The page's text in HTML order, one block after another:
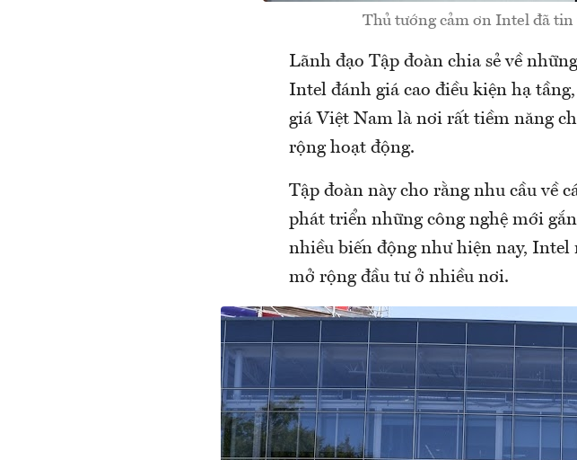
Thủ tướng cảm ơn Intel đã
Lãnh đạo Tập đoàn chia sẻ về
Intel đánh giá cao điều kiện hạ
giá Việt Nam là nơi rất tiềm năng
rộng hoạt động.
Tập đoàn này cho rằng nhu cầu về
phát triển những công nghệ mới
nhiều biến động như hiện nay, Intel
mở rộng đầu tư ở nhiều nơi.